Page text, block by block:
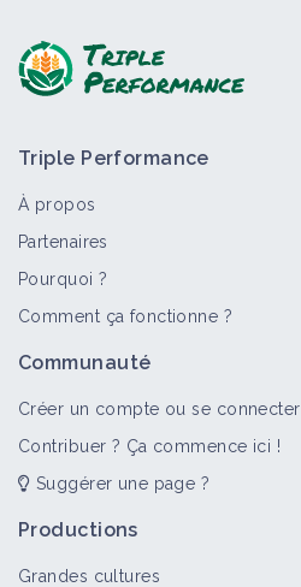
Triple Performance
À propos
Partenaires
Pourquoi ?
Comment ça fonctionne ?
Communauté
Créer un compte ou se connecter
Contribuer ? Ça commence ici !
Suggérer une page ?
Productions
Grandes cultures